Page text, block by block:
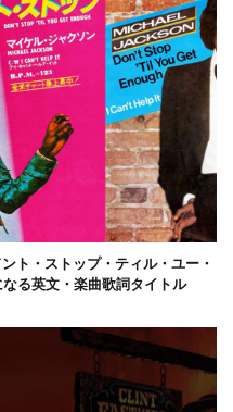
ト・ストップ・ティル・ユー・
る英文・楽曲歌詞タイトル